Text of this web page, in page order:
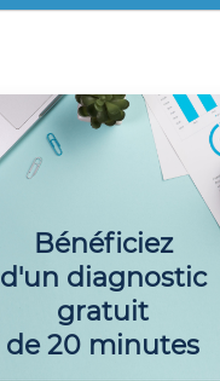
Bénéficiez
d'un diagnostic
gratuit
de 20 minutes